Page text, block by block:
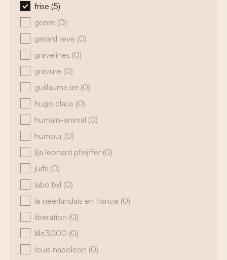
frise (5)
genre (0)
gerard reve (0)
gravelines (0)
gravure (0)
guillaume ier (0)
hugo claus (0)
humain-animal (0)
humour (0)
ilja leonard pfeijffer (0)
juifs (0)
labo bxl (0)
le néerlandais en france (0)
libération (0)
lille3000 (0)
louis napoléon (0)